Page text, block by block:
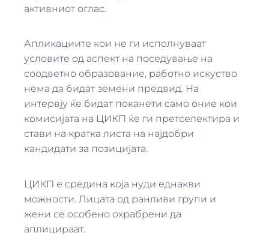
активниот оглас.
Апликациите кои не ги исполнуваат
условите од аспект на поседување на
соодветно образование, работно искуство
нема да бидат земени предвид. На
интервју ќе бидат поканети само оние кои
комисијата на ЦИКП ќе ги претселектира и
стави на кратка листа на најдобри
кандидати за позицијата.
ЦИКП е средина која нуди еднакви
можности. Лицата од ранливи групи и
жени се особено охрабрени да
аплицираат.